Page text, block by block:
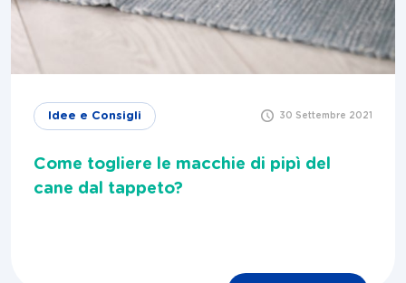
Idee e Consigli 30 Settembre 2021
Come togliere le macchie di pipì del
cane dal tappeto?